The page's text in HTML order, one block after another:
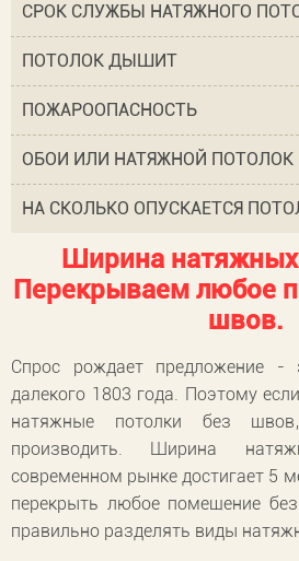
СРОК СЛУЖБЫ НАТЯЖНОГО
ПОТОЛОК ДЫШИТ
ПОЖАРООПАСНОСТЬ
ОБОИ ИЛИ НАТЯЖНОЙ ПОТОЛОК
НА СКОЛЬКО ОПУСКАЕТСЯ
Ширина
Перекрываем любое
швов.
Спрос рождает предложение -
далекого 1803 года. Поэтому
натяжные потолки без
производить. Ширина
современном рынке достигает 5
перекрыть любое помещение
правильно разделять виды